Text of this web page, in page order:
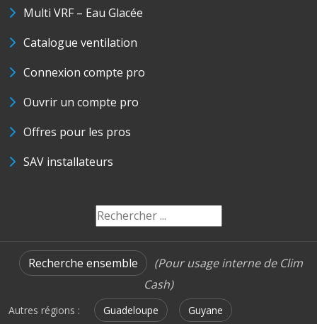
Multi VRF – Eau Glacée
Catalogue ventilation
Connexion compte pro
Ouvrir un compte pro
Offres pour les pros
SAV installateurs
Recherche ensemble
(Pour usage interne de Clim
Cash)
Autres régions : Guadeloupe Guyane